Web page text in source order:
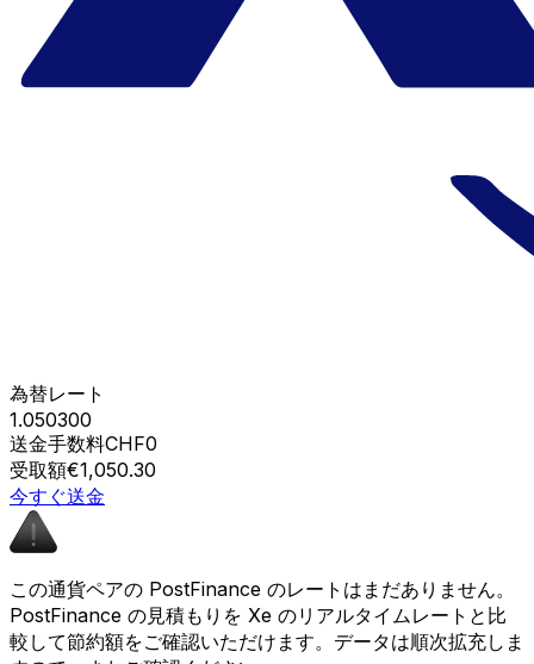
為替レート
1.050300
送金手数料CHF0
受取額€1,050.30
今すぐ送金
この通貨ペアの PostFinance のレートはまだありません。
PostFinance の見積もりを Xe のリアルタイムレートと比
較して節約額をご確認いただけます。データは順次拡充しま